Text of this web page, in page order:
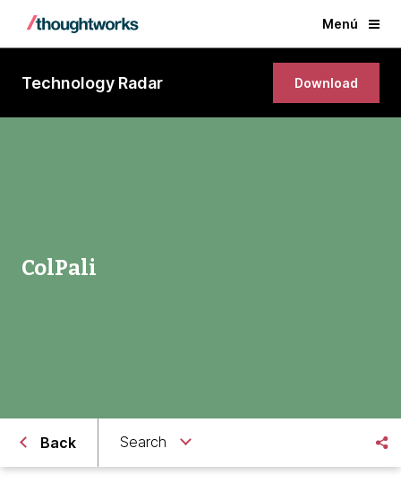
Menú
Technology Radar Download
ColPali
Back Search